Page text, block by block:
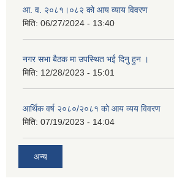
आ. व. २०८१।०८२ को आय व्याय विवरण
मिति: 06/27/2024 - 13:40
नगर सभा बैठक मा उपस्थित भई दिनु हुन ।
मिति: 12/28/2023 - 15:01
आर्थिक वर्ष २०८०/२०८१ को आय व्यय विवरण
मिति: 07/19/2023 - 14:04
अन्य